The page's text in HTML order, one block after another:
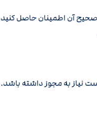
صحیح آن اطمینان حاصل
نیاز به مجوز داشته